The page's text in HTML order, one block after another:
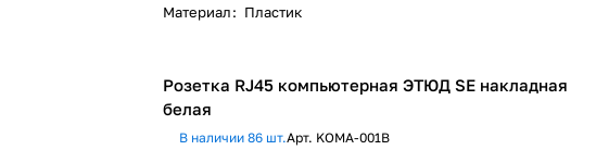
Материал: Пластик
Розетка RJ45 компьютерная ЭТЮД SE накладная
белая
В наличии 86 шт.Арт. KOMA-001B